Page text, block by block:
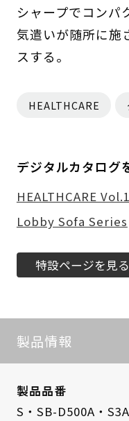
シャープでコンパ
気遣いが随所に施
スする。
HEALTHCARE
デジタルカタログ
HEALTHCARE
Lobby Sofa Series
特設ページを見る
製品情報
製品品番
S・SB-D500A・